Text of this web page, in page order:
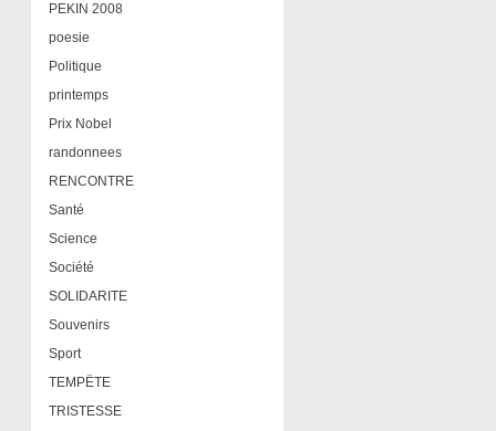
PEKIN 2008
poesie
Politique
printemps
Prix Nobel
randonnees
RENCONTRE
Santé
Science
Société
SOLIDARITE
Souvenirs
Sport
TEMPËTE
TRISTESSE